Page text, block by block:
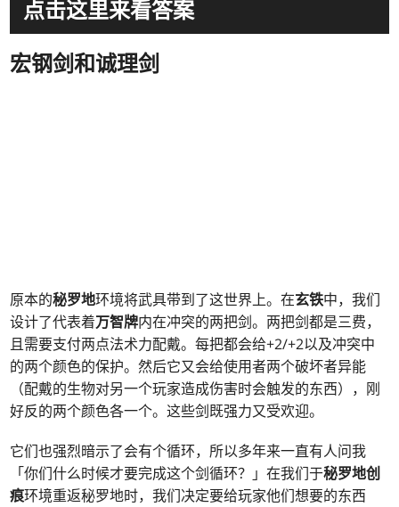
点击这里来看答案
宏钢剑和诚理剑
原本的秘罗地环境将武具带到了这世界上。在玄铁中，我们
设计了代表着万智牌内在冲突的两把剑。两把剑都是三费，
且需要支付两点法术力配戴。每把都会给+2/+2以及冲突中
的两个颜色的保护。然后它又会给使用者两个破坏者异能
（配戴的生物对另一个玩家造成伤害时会触发的东西），刚
好反的两个颜色各一个。这些剑既强力又受欢迎。
它们也强烈暗示了会有个循环，所以多年来一直有人问我
「你们什么时候才要完成这个剑循环？」在我们于秘罗地创
痕环境重返秘罗地时，我们决定要给玩家他们想要的东西